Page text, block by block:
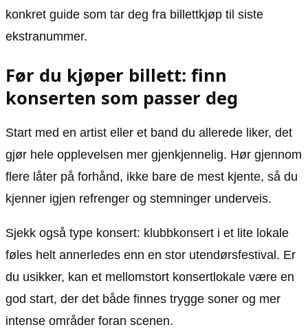
konkret guide som tar deg fra billettkjøp til siste
ekstranummer.
Før du kjøper billett: finn
konserten som passer deg
Start med en artist eller et band du allerede liker, det
gjør hele opplevelsen mer gjenkjennelig. Hør gjennom
flere låter på forhånd, ikke bare de mest kjente, så du
kjenner igjen refrenger og stemninger underveis.
Sjekk også type konsert: klubbkonsert i et lite lokale
føles helt annerledes enn en stor utendørsfestival. Er
du usikker, kan et mellomstort konsertlokale være en
god start, der det både finnes trygge soner og mer
intense områder foran scenen.